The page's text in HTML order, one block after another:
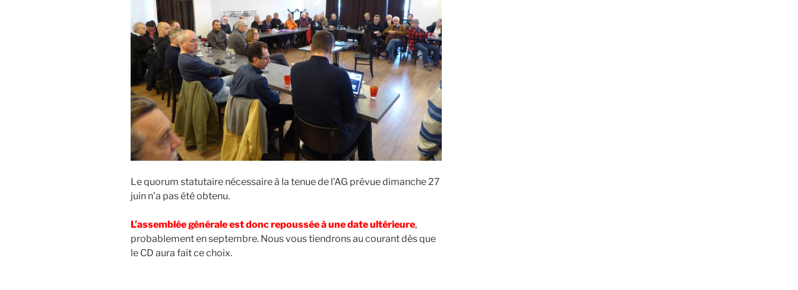
Le quorum statutaire nécessaire à la tenue de l’AG prévue dimanche 27
juin n’a pas été obtenu.
L’assemblée générale est donc repoussée à une date ultérieure,
probablement en septembre. Nous vous tiendrons au courant dès que
le CD aura fait ce choix.